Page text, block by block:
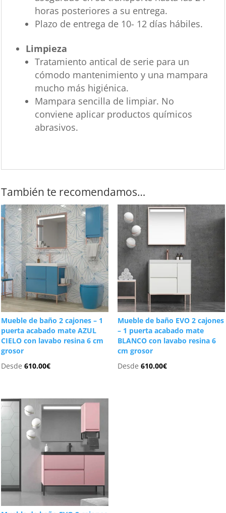
horas posteriores a su entrega.
Plazo de entrega de 10- 12 días hábiles.
Limpieza
Tratamiento antical de serie para un
cómodo mantenimiento y una mampara
mucho más higiénica.
Mampara sencilla de limpiar. No
conviene aplicar productos químicos
abrasivos.
También te recomendamos…
Mueble de baño 2 cajones – 1
puerta acabado mate AZUL
CIELO con lavabo resina 6 cm
grosor
Desde610.00€
Mueble de baño EVO 2 cajones
– 1 puerta acabado mate
BLANCO con lavabo resina 6
cm grosor
Desde 610.00€